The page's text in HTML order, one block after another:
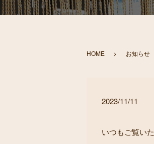
HOME お知らせ
2023/11/11
いつもご覧い